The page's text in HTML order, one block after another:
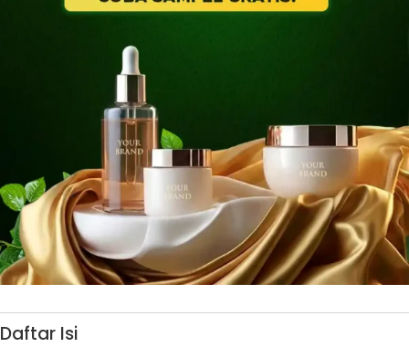
Daftar Isi